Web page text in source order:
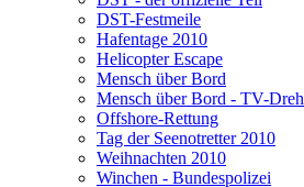
DST-Festmeile
Hafentage 2010
Helicopter Escape
Mensch über Bord
Mensch über Bord - TV-Dreh
Offshore-Rettung
Tag der Seenotretter 2010
Weihnachten 2010
Winchen - Bundespolizei